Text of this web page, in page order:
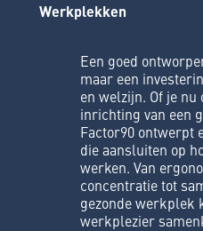
Werkplekken
Een goed
maar een
en welzijn. Of je nu
inrichting van een
Factor90 ontwerpt
die aansluiten op
werken. Van
concentratie tot
gezonde werkplek
werkplezier